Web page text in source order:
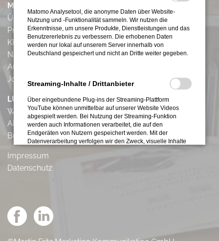
MFMK
Über uns
Projekte
KI-Unterstützung
Nachhaltigkeit
Augmented Reality
Jobs
LUST AUF GUT
Werde Gutmacher
Alle Magazine
Buchungsinfos
Impressum
Datenschutz
Matomo Analysetool, die anonyme Daten über Website-
Nutzung und -Funktionalität sammeln. Wir nutzen die
Erkenntnisse, um unsere Produkte, Dienstleistungen und das
Benutzererlebnis zu verbessern. Die erhobenen Daten
werden nur lokal auf unserem Server innerhalb von
Deutschland gespeichert und nicht an Dritte weiter gegeben.
Streaming-Inhalte / Drittanbieter
Über eingebundene Plug-ins der Streaming-Plattform
YouTube können unmittelbar auf unserer Website Videos
abgespielt werden. Bei Nutzung der Streaming-Funktion
werden auch Informationen verarbeitet, die auf den
Endgeräten von Nutzern gespeichert werden. Mit der
Datenverarbeitung verfolgen wir den Zweck, visuelle Inhalte
(Videos), die wir auf Youtube veröffentlicht haben, auch auf
dieser Website einzubinden. Keine Daten über Nutzer
werden an YouTube übertragen werden, wenn keine Videos
Browserinformationen, die zuvor besuchte Website sowie
Datum und Uhrzeit der Serveranfrage an Google übermittelt.
Dies erfolgt unabhängig davon, ob YouTube ein Nutzerkonto